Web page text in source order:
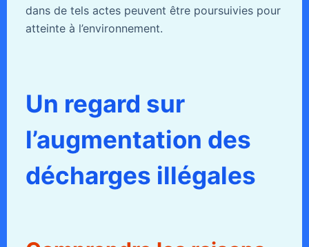
dans de tels actes peuvent être poursuivies pour
atteinte à l’environnement.
Un regard sur
l’augmentation des
décharges illégales